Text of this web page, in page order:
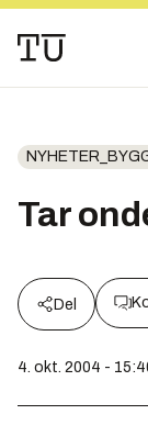
Tar
Del
4. okt. 2004 -